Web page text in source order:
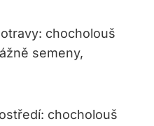
chocholouš
semeny,
chocholouš